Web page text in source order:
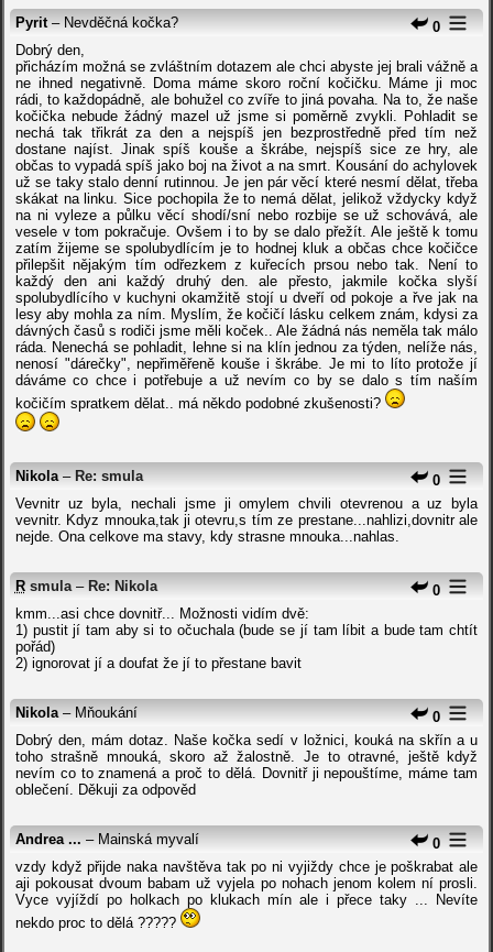
0
Pyrit– Nevděčná kočka?
Dobrý den,
přicházím možná se zvláštním dotazem ale chci abyste jej brali vážně a
ne ihned negativně. Doma máme skoro roční kočičku. Máme ji moc
rádi, to každopádně, ale bohužel co zvíře to jiná povaha. Na to, že naše
kočička nebude žádný mazel už jsme si poměrně zvykli. Pohladit se
nechá tak třikrát za den a nejspíš jen bezprostředně před tím než
dostane najíst. Jinak spíš kouše a škrábe, nejspíš sice ze hry, ale
občas to vypadá spíš jako boj na život a na smrt. Kousání do achylovek
už se taky stalo denní rutinnou. Je jen pár věcí které nesmí dělat, třeba
skákat na linku. Sice pochopila že to nemá dělat, jelikož vždycky když
na ni vyleze a půlku věcí shodí/sní nebo rozbije se už schovává, ale
vesele v tom pokračuje. Ovšem i to by se dalo přežít. Ale ještě k tomu
zatím žijeme se spolubydlícím je to hodnej kluk a občas chce kočičce
přilepšit nějakým tím odřezkem z kuřecích prsou nebo tak. Není to
každý den ani každý druhý den. ale přesto, jakmile kočka slyší
spolubydlícího v kuchyni okamžitě stojí u dveří od pokoje a řve jak na
lesy aby mohla za ním. Myslím, že kočičí lásku celkem znám, kdysi za
dávných časů s rodiči jsme měli koček.. Ale žádná nás neměla tak málo
ráda. Nenechá se pohladit, lehne si na klín jednou za týden, nelíže nás,
nenosí "dárečky", nepřiměřeně kouše i škrábe. Je mi to líto protože jí
dáváme co chce i potřebuje a už nevím co by se dalo s tím naším
kočičím spratkem dělat.. má někdo podobné zkušenosti?
0
Nikola– Re: smula
Vevnitr uz byla, nechali jsme ji omylem chvili otevrenou a uz byla
vevnitr. Kdyz mnouka,tak ji otevru,s tím ze prestane...nahlizi,dovnitr ale
nejde. Ona celkove ma stavy, kdy strasne mnouka...nahlas.
0
R smula – Re: Nikola
kmm...asi chce dovnitř... Možnosti vidím dvě:
1) pustit jí tam aby si to očuchala (bude se jí tam líbit a bude tam chtít
pořád)
2) ignorovat jí a doufat že jí to přestane bavit
0
Nikola– Mňoukání
Dobrý den, mám dotaz. Naše kočka sedí v ložnici, kouká na skřín a u
toho strašně mnouká, skoro až žalostně. Je to otravné, ještě když
nevím co to znamená a proč to dělá. Dovnitř ji nepouštíme, máme tam
oblečení. Děkuji za odpověd
0
Andrea ... – Mainská myvalí
vzdy když přijde naka navštěva tak po ni vyjiždy chce je poškrabat ale
aji pokousat dvoum babam už vyjela po nohach jenom kolem ní prosli.
Vyce vyjíždí po holkach po klukach mín ale i přece taky ... Nevíte
nekdo proc to dělá ?????